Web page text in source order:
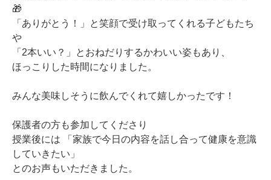
🎁
「ありがとう！」と笑顔で受け取ってくれる子どもたち
や
「2本いい？」とおねだりするかわいい姿もあり、
ほっこりした時間になりました。
みんな美味しそうに飲んでくれて嬉しかったです！
保護者の方も参加してくださり
授業後には 「家族で今日の内容を話し合って健康を意識
していきたい」
とのお声もいただきました。